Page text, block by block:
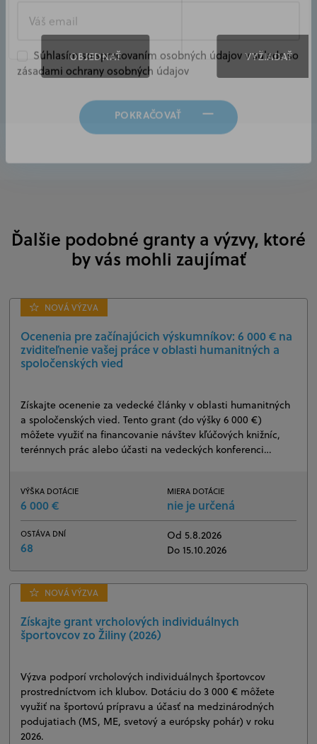
OBJEDNAŤ VYŽIADAŤ
Ďalšie podobné granty a výzvy, ktoré
by vás mohli zaujímať
NOVÁ VÝZVA
Ocenenia pre začínajúcich výskumníkov: 6 000 € na
zviditeľnenie vašej práce v oblasti humanitných a
spoločenských vied
Získajte ocenenie za vedecké články v oblasti humanitných
a spoločenských vied. Tento grant (do výšky 6 000 €)
môžete využiť na financovanie návštev kľúčových knižníc,
terénnych prác alebo účasti na vedeckých konferenci…
VÝŠKA DOTÁCIE
6 000 €
MIERA DOTÁCIE
nie je určená
OSTÁVA DNÍ
68
Od 5.8.2026
Do 15.10.2026
NOVÁ VÝZVA
Získajte grant vrcholových individuálnych
športovcov zo Žiliny (2026)
Výzva podporí vrcholových individuálnych športovcov
prostredníctvom ich klubov. Dotáciu do 3 000 € môžete
využiť na športovú prípravu a účasť na medzinárodných
podujatiach (MS, ME, svetový a európsky pohár) v roku
2026.
Súhlasím so spracovaním osobných údajov v súlade so
zásadami ochrany osobných údajov
POKRAČOVAŤ